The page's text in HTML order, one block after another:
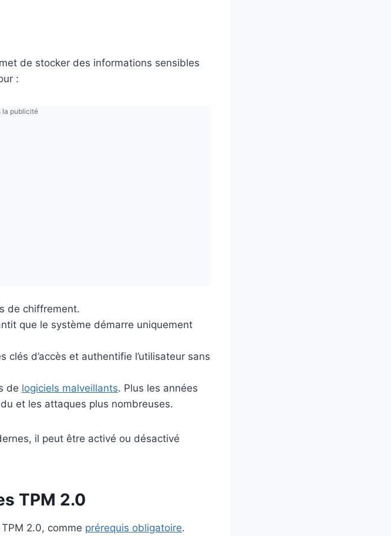
de stocker des informations sensibles
:
la publicité
de chiffrement.
que le système démarre uniquement
clés d’accès et authentifie l’utilisateur sans
de logiciels malveillants. Plus les années
et les attaques plus nombreuses.
il peut être activé ou désactivé
TPM 2.0
2.0, comme prérequis obligatoire.